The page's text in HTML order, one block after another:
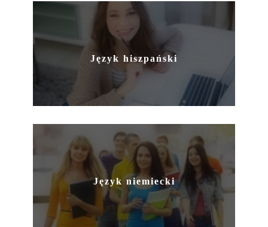
Język hiszpański
Język niemiecki